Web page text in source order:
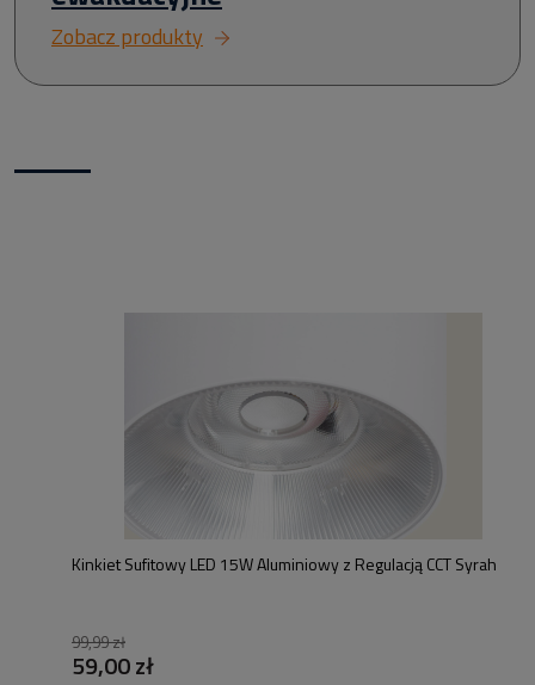
Zobacz produkty
Kinkiet Sufitowy LED 15W Aluminiowy z Regulacją CCT Syrah
99,99 zł
59,00 zł